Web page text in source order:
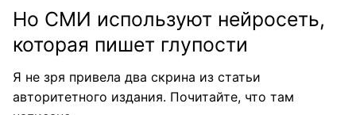
Но СМИ используют нейросеть,
которая пишет глупости
Я не зря привела два скрина из статьи
авторитетного издания. Почитайте, что там